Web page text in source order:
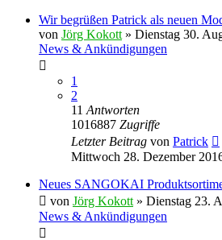
Wir begrüßen Patrick als neuen
von Jörg Kokott » Dienstag 30.
News & Ankündigungen
1
2
11 Antworten
1016887 Zugriffe
Letzter Beitrag von Patrick
Mittwoch 28. Dezember
Neues SANGOKAI
von Jörg Kokott » Dienstag 23.
News & Ankündigungen